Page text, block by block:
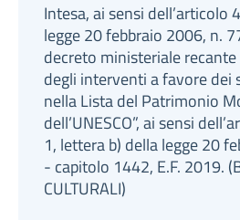
Intesa, ai sensi dell’articolo
legge 20 febbraio 2006, n.
decreto ministeriale
degli interventi a favore dei
nella Lista del Patrimonio
dell’UNESCO”, ai sensi
1, lettera b) della legge 20
- capitolo 1442, E.F. 2019.
CULTURALI)